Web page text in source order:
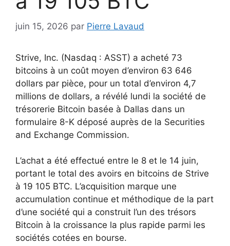
juin 15, 2026 par Pierre Lavaud
Strive, Inc. (Nasdaq : ASST) a acheté 73
bitcoins à un coût moyen d’environ 63 646
dollars par pièce, pour un total d’environ 4,7
millions de dollars, a révélé lundi la société de
trésorerie Bitcoin basée à Dallas dans un
formulaire 8-K déposé auprès de la Securities
and Exchange Commission.
L’achat a été effectué entre le 8 et le 14 juin,
portant le total des avoirs en bitcoins de Strive
à 19 105 BTC. L’acquisition marque une
accumulation continue et méthodique de la part
d’une société qui a construit l’un des trésors
Bitcoin à la croissance la plus rapide parmi les
sociétés cotées en bourse.